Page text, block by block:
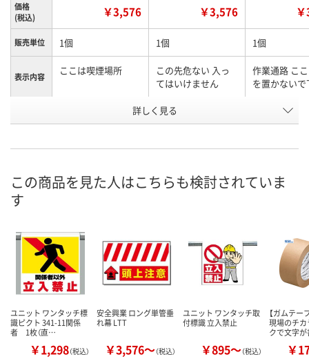
価格
(税込)
￥3,576 ￥3,576
販売単位 1個 1個 1個
表示内容 ここは喫煙場所
この先危ない 入っ
てはいけません
作業通路 こ
を置かない
AH51908 AH51909
8月25日（火）まで
カゴへ カ
詳しく見る
この商品を見た人はこちらも検討されていま
す
ユニット ワンタッチ標
識ピクト 341-11関係
者 1枚（直…
￥1,298（税込）
安全興業 ロング単管垂
れ幕 LTT
￥3,576～（税込）
ユニット ワンタッチ取
付標識 立入禁止
￥895～（税込）
【ガムテー
現場のチ
クで文字
￥